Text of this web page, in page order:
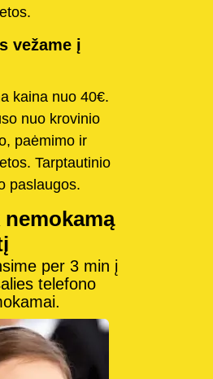
vežame į
kaina nuo 40€.
nuo krovinio
paėmimo ir
Tarptautinio
paslaugos.
nemokamą
per 3 min į
telefono